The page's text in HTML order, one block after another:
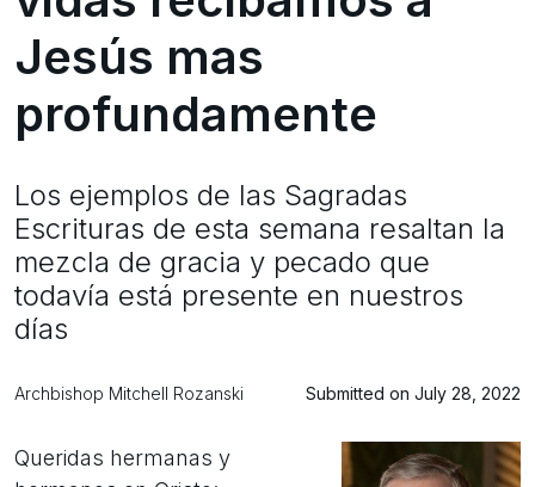
Jesús mas
profundamente
Los ejemplos de las Sagradas
Escrituras de esta semana resaltan la
mezcla de gracia y pecado que
todavía está presente en nuestros
días
Archbishop Mitchell Rozanski Submitted on July 28, 2022
Queridas hermanas y